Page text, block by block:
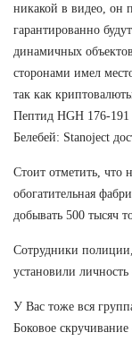
никакой в видео, он
гарантированно
динамичных
сторонами имел
так как
Пептид HGH 176-191
Белебей: Stanoject
Стоит отметить, что
обогатительная
добывать 500 тысяч
Сотрудники
установили
У Вас тоже вся
Боковое